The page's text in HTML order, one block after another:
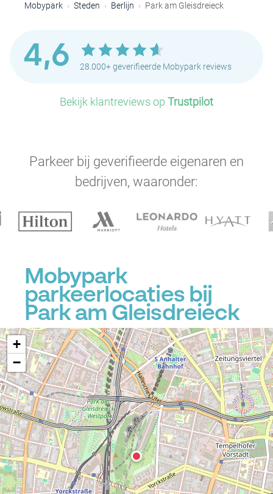
Mobypark Steden Berlijn Park am Gleisdreieck
4,6 28.000+ geverifieerde Mobypark reviews
Bekijk klantreviews op Trustpilot
Parkeer bij geverifieerde eigenaren en
bedrijven, waaronder:
Mobypark
parkeerlocaties bij
Park am Gleisdreieck
+
−